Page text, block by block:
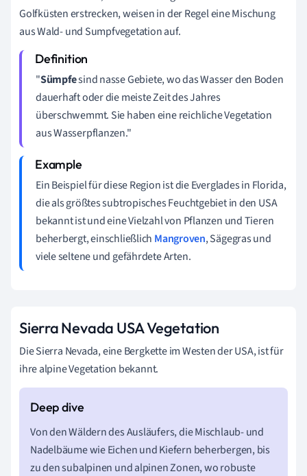
Golfküsten erstrecken, weisen in der Regel eine Mischung
aus Wald- und Sumpfvegetation auf.
"Sümpfesind nasse Gebiete, wo das Wasser den Boden
dauerhaft oder die meiste Zeit des Jahres
überschwemmt. Sie haben eine reichliche Vegetation
aus Wasserpflanzen."
Ein Beispiel für diese Region ist die Everglades in Florida,
die als größtes subtropisches Feuchtgebiet in den USA
bekannt ist und eine Vielzahl von Pflanzen und Tieren
beherbergt, einschließlich Mangroven, Sägegras und
viele seltene und gefährdete Arten.
Sierra Nevada USA Vegetation
Die Sierra Nevada, eine Bergkette im Westen der USA, ist für
ihre alpine Vegetation bekannt.
Von den Wäldern des Ausläufers, die Mischlaub- und
Nadelbäume wie Eichen und Kiefern beherbergen, bis
zu den subalpinen und alpinen Zonen, wo robuste